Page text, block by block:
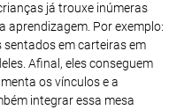
já trouxe inúmeras
aprendizagem. Por exemplo:
em carteiras em
Afinal, eles conseguem
os vínculos e a
integrar essa mesa